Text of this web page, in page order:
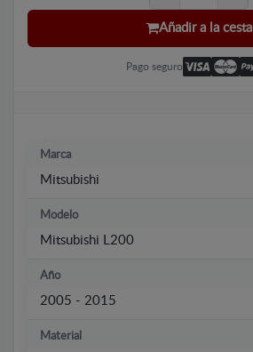
Añadir a la cesta
Pago seguro
Marca
Mitsubishi
Modelo
Mitsubishi L200
Año
2005 - 2015
Material